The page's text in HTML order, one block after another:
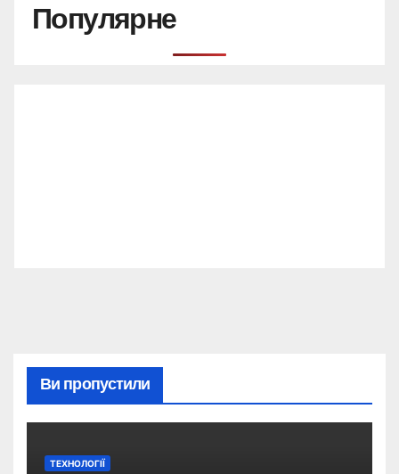
Популярне
Ви пропустили
ТЕХНОЛОГІЇ